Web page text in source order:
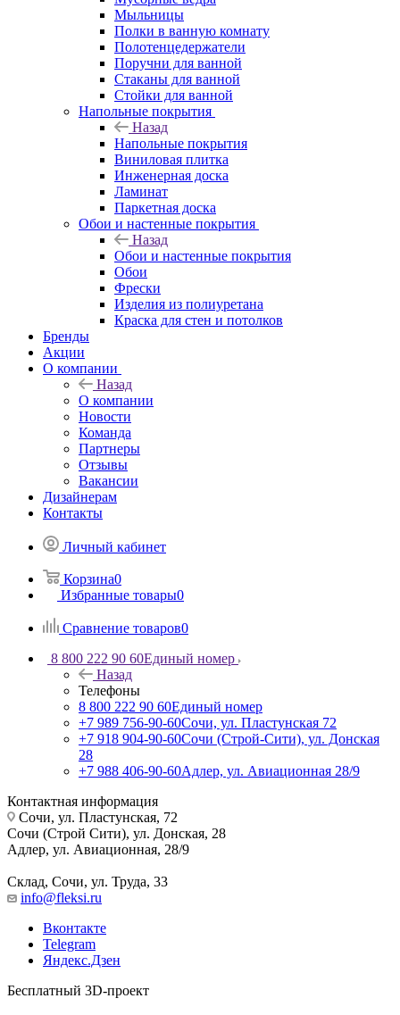
Мыльницы
Полки в ванную комнату
Полотенцедержатели
Поручни для ванной
Стаканы для ванной
Стойки для ванной
Напольные покрытия
Назад
Напольные покрытия
Виниловая плитка
Инженерная доска
Ламинат
Паркетная доска
Обои и настенные покрытия
Назад
Обои и настенные покрытия
Обои
Фрески
Изделия из полиуретана
Краска для стен и потолков
Бренды
Акции
О компании
Назад
О компании
Новости
Команда
Партнеры
Отзывы
Вакансии
Дизайнерам
Контакты
Личный кабинет
Корзина0
Избранные товары0
Сравнение товаров0
8 800 222 90 60Единый номер
Назад
Телефоны
8 800 222 90 60Единый номер
+7 989 756-90-60Сочи, ул. Пластунская 72
+7 918 904-90-60Сочи (Строй-Сити), ул. Донская
28
+7 988 406-90-60Адлер, ул. Авиационная 28/9
Контактная информация
Сочи, ул. Пластунская, 72
Сочи (Строй Сити), ул. Донская, 28
Адлер, ул. Авиационная, 28/9
Склад, Сочи, ул. Труда, 33
info@fleksi.ru
Вконтакте
Telegram
Яндекс.Дзен
Бесплатный 3D-проект